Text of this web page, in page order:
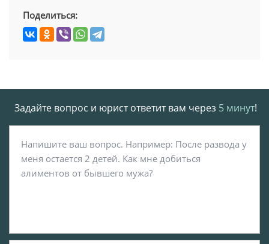
Поделиться:
Задайте вопрос и юрист ответит вам через 5 минут!